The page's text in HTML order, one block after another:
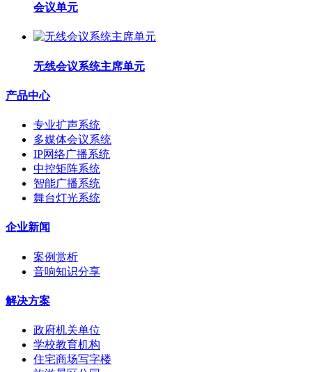
会议单元
无线会议系统主席单元
产品中心
专业扩声系统
多媒体会议系统
IP网络广播系统
中控矩阵系统
智能广播系统
舞台灯光系统
企业新闻
案例赏析
音响知识分享
解决方案
政府机关单位
学校教育机构
住宅商场写字楼